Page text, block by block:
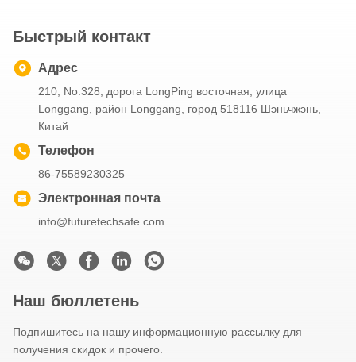
Быстрый контакт
Адрес
210, No.328, дорога LongPing восточная, улица
Longgang, район Longgang, город 518116 Шэньчжэнь,
Китай
Телефон
86-75589230325
Электронная почта
info@futuretechsafe.com
Наш бюллетень
Подпишитесь на нашу информационную рассылку для
получения скидок и прочего.